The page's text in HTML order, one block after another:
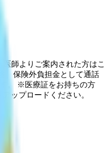
師よりご案内された方はこ
、保険外負担金として通話
。 ※医療証をお持ちの方
ップロードください。